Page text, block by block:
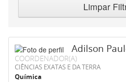
Limpar
Adilson
COORDENADOR(A)
CIÊNCIAS EXATAS E DA TERRA
Química